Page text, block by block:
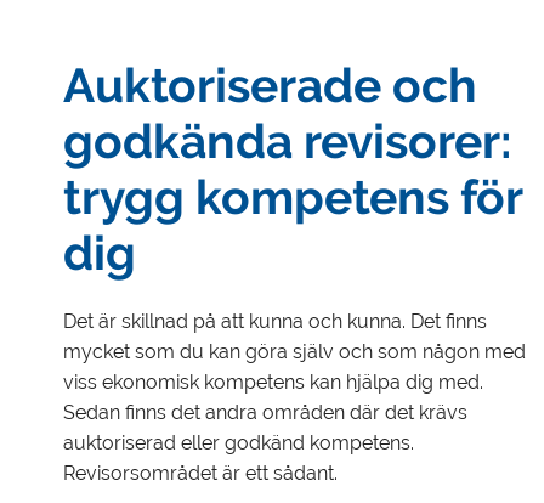
Auktoriserade och
godkända revisorer:
trygg kompetens för
dig
Det är skillnad på att kunna och kunna. Det finns
mycket som du kan göra själv och som någon med
viss ekonomisk kompetens kan hjälpa dig med.
Sedan finns det andra områden där det krävs
auktoriserad eller godkänd kompetens.
Revisorsområdet är ett sådant.